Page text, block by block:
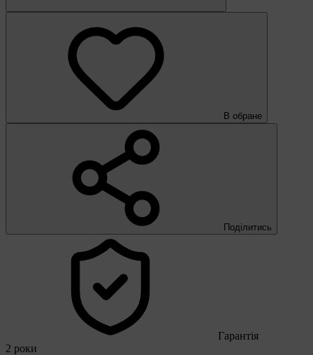
В обране
Поділитись
Гарантія
2 роки